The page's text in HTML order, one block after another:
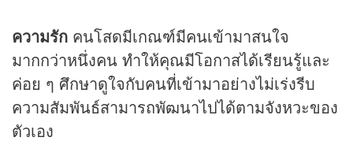
ความรัก คนโสดมีเกณฑ์มีคนเข้ามาสนใจ
มากกว่าหนึ่งคน ทำให้คุณมีโอกาสได้เรียนรู้และ
ค่อย ๆ ศึกษาดูใจกับคนที่เข้ามาอย่างไม่เร่งรีบ
ความสัมพันธ์สามารถพัฒนาไปได้ตามจังหวะของ
ตัวเอง